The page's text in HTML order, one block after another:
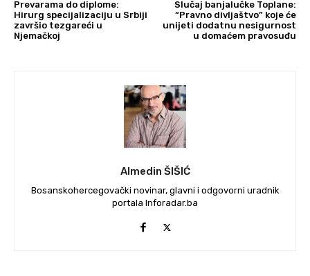
Prevarama do diplome:
Hirurg specijalizaciju u Srbiji
završio tezgareći u
Njemačkoj
Slučaj banjalučke Toplane:
“Pravno divljaštvo” koje će
unijeti dodatnu nesigurnost
u domaćem pravosuđu
Almedin ŠIŠIĆ
Bosanskohercegovački novinar, glavni i odgovorni uradnik
portala Inforadar.ba